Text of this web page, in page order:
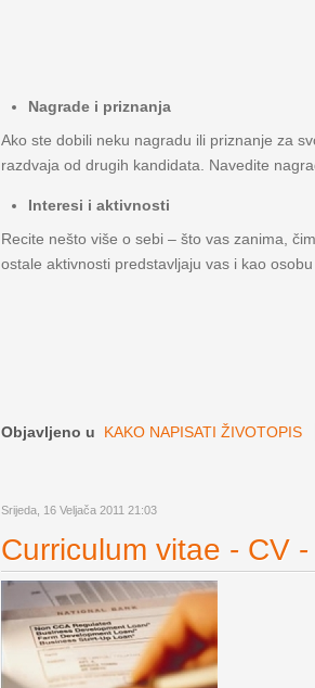
Nagrade i priznanja
Ako ste dobili neku nagradu ili priznanje za
razdvaja od drugih kandidata. Navedite
Interesi i aktivnosti
Recite nešto više o sebi – što vas zanima,
ostale aktivnosti predstavljaju vas i kao
Objavljeno u KAKO NAPISATI ŽIVOTOPIS
Srijeda, 16 Veljača 2011 21:03
Curriculum vitae - CV